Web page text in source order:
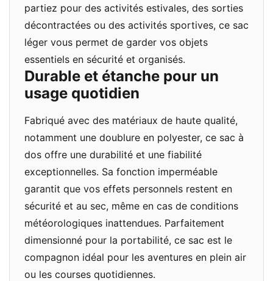
partiez pour des activités estivales, des sorties
décontractées ou des activités sportives, ce sac
léger vous permet de garder vos objets
essentiels en sécurité et organisés.
Durable et étanche pour un
usage quotidien
Fabriqué avec des matériaux de haute qualité,
notamment une doublure en polyester, ce sac à
dos offre une durabilité et une fiabilité
exceptionnelles. Sa fonction imperméable
garantit que vos effets personnels restent en
sécurité et au sec, même en cas de conditions
météorologiques inattendues. Parfaitement
dimensionné pour la portabilité, ce sac est le
compagnon idéal pour les aventures en plein air
ou les courses quotidiennes.